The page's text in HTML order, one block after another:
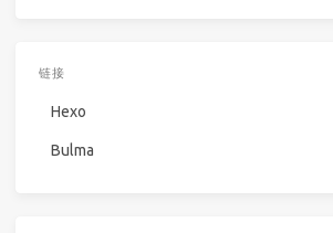
链接
Hexo
Bulma